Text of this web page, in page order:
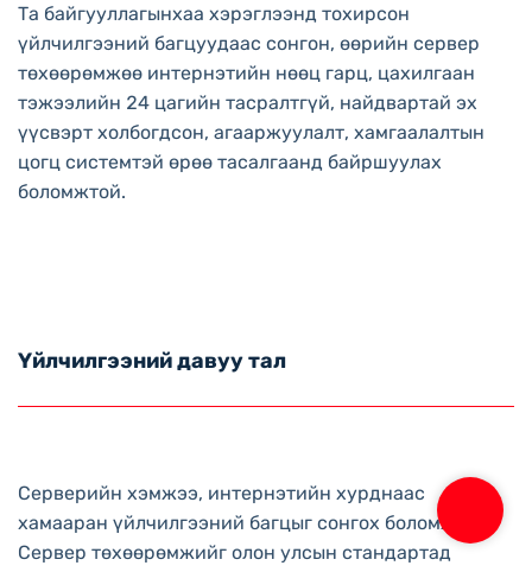
Та байгууллагынхаа хэрэглээнд тохирсон
үйлчилгээний багцуудаас сонгон, өөрийн сервер
төхөөрөмжөө интернэтийн нөөц гарц, цахилгаан
тэжээлийн 24 цагийн тасралтгүй, найдвартай эх
үүсвэрт холбогдсон, агааржуулалт, хамгаалалтын
цогц системтэй өрөө тасалгаанд байршуулах
боломжтой.
Үйлчилгээний давуу тал
Серверийн хэмжээ, интернэтийн хурднаас
хамааран үйлчилгээний багцыг сонгох боломжтой.
Сервер төхөөрөмжийг олон улсын стандартад